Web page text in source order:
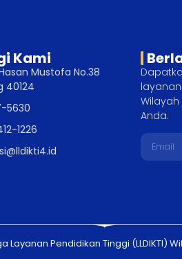
Kami
Hasan Mustofa No.38
40124
5630
1226
layanan
Anda.
Layanan Pendidikan Tinggi (LLDIKTI)